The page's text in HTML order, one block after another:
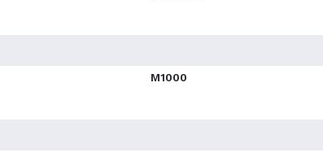
M1000